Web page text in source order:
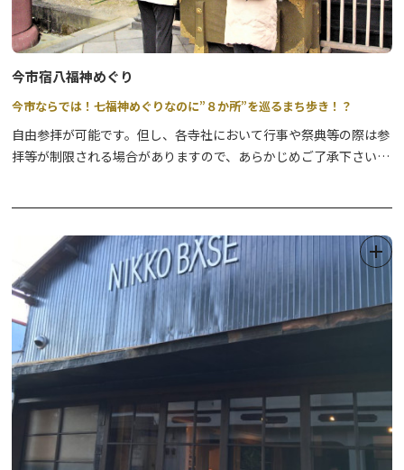
今市宿八福神めぐり
今市ならでは！七福神めぐりなのに”８か所”を巡るまち歩き！？
自由参拝が可能です。但し、各寺社において行事や祭典等の際は参
拝等が制限される場合がありますので、あらかじめご了承下さい。
①道の駅日光 日光街道ニコニコ本陣 観光情報館（日光市観光協
会）
・販売時間 9：00～17：00 （年中無休）
・販売物
●色紙 1枚 800円
スタンプを全て集めたら、神棚や玄関などぜひ飾ってください。
●スタンプ帳 1冊 1,500円（特製オリジナル巾着付 ♪ ）
八福神めぐり専用スタンプ帳として新たに制作した、カワイイ和柄
のスタンプ帳となっています。冊子留めの帯色は2色（ベージュ・
ブラウン）からお好きな色をお選びいただけます。
②金輪山 明静寺（みょうじょうじ）